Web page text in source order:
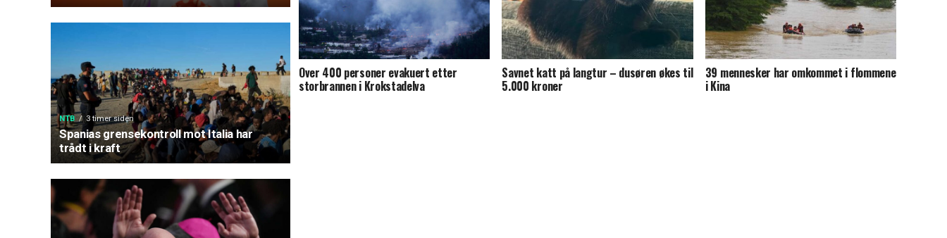
NTB 3 timer siden
Spanias grensekontroll mot Italia har
trådt i kraft
Over 400 personer evakuert etter
storbrannen i Krokstadelva
Savnet katt på langtur – dusøren økes til
5.000 kroner
39 mennesker har omkommet i flommene
i Kina